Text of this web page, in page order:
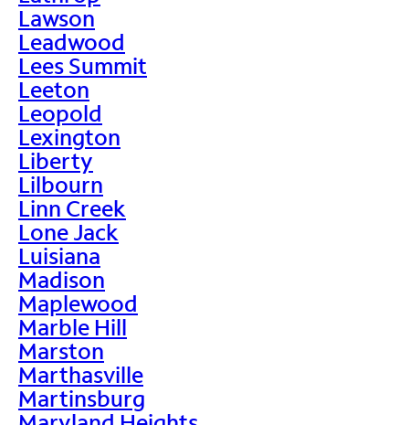
Lawson
Leadwood
Lees Summit
Leeton
Leopold
Lexington
Liberty
Lilbourn
Linn Creek
Lone Jack
Luisiana
Madison
Maplewood
Marble Hill
Marston
Marthasville
Martinsburg